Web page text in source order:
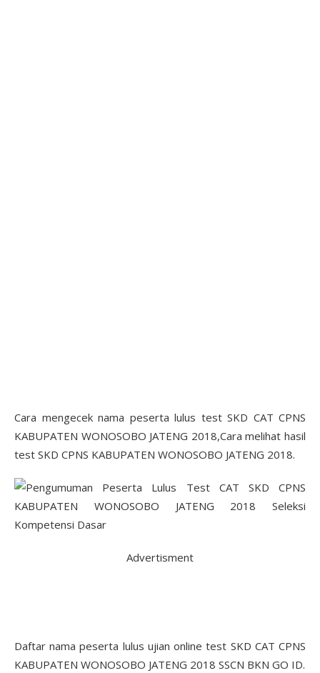
Cara mengecek nama peserta lulus test SKD CAT CPNS
KABUPATEN WONOSOBO JATENG 2018,Cara melihat hasil
test SKD CPNS KABUPATEN WONOSOBO JATENG 2018.
Advertisment
Daftar nama peserta lulus ujian online test SKD CAT CPNS
KABUPATEN WONOSOBO JATENG 2018 SSCN BKN GO ID.